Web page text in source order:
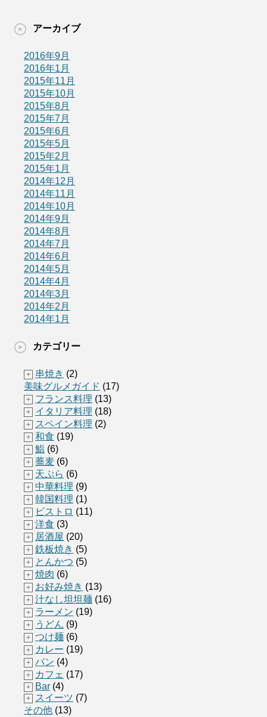
アーカイブ
2016年9月
2016年1月
2015年11月
2015年10月
2015年8月
2015年7月
2015年6月
2015年5月
2015年2月
2015年1月
2014年12月
2014年11月
2014年10月
2014年9月
2014年8月
2014年7月
2014年6月
2014年5月
2014年4月
2014年3月
2014年2月
2014年1月
カテゴリー
+ 串焼き (2)
美味グルメガイド (17)
+ フランス料理 (13)
+ イタリア料理 (18)
+ スペイン料理 (2)
+ 和食 (19)
+ 鮨 (6)
+ 蕎麦 (6)
+ 天ぷら (6)
+ 中華料理 (9)
+ 韓国料理 (1)
+ ビストロ (11)
+ 洋食 (3)
+ 居酒屋 (20)
+ 鉄板焼き (5)
+ とんかつ (5)
+ 焼肉 (6)
+ お好み焼き (13)
+ 汁なし坦坦麺 (16)
+ ラーメン (19)
+ うどん (9)
+ つけ麺 (6)
+ カレー (19)
+ パン (4)
+ カフェ (17)
+ Bar (4)
+ スイーツ (7)
その他 (13)